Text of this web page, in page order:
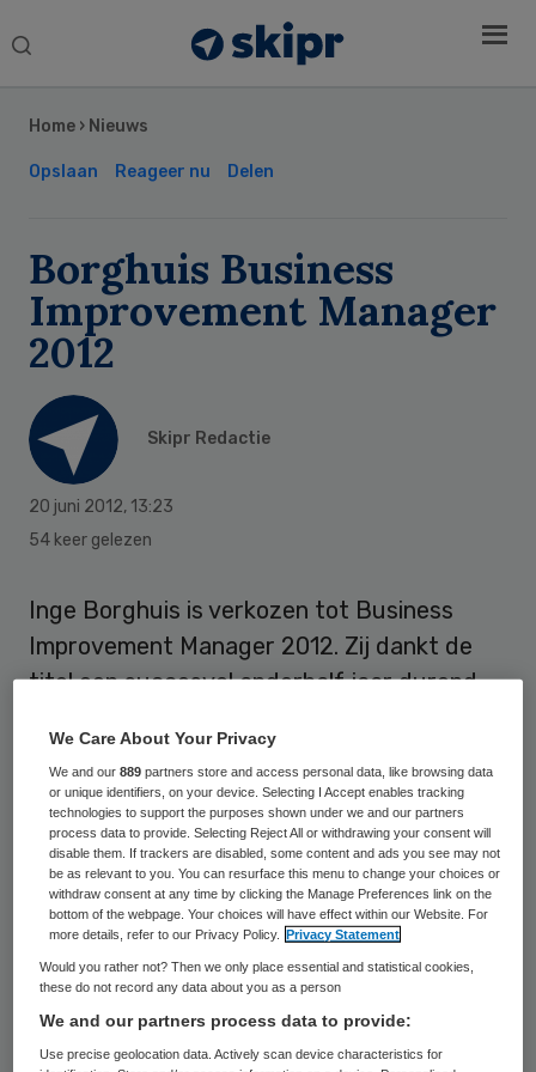
Search
Home › Nieuws
Opslaan Reageer nu Delen
Borghuis Business
Improvement Manager
2012
Skipr Redactie
20 juni 2012, 13:23
54 keer gelezen
Inge Borghuis is verkozen tot Business
Improvement Manager 2012. Zij dankt de
titel een succesvol anderhalf jaar durend
Zorgaccent.
Borghuis was verantwoordelijk voor het
transformeren van de thuiszorgorganisatie
tot vijftig zelfsturende wijkteams. Deze
teams zijn verantwoordelijk voor de zorg
voor cliënten in een vaste wijk. Hierdoor
kennen cliënten en zorgverleners elkaar
beter. Daarnaast komen er minder
verschillende zorgverleners over de vloer.
Sidebar
We Care About Your Privacy
We and our889 partners store and access personal data, like browsing data
or unique identifiers, on your device. Selecting I Accept enables tracking
technologies to support the purposes shown under we and our partners
process data to provide. Selecting Reject All or withdrawing your consent will
disable them. If trackers are disabled, some content and ads you see may not
be as relevant to you. You can resurface this menu to change your choices or
withdraw consent at any time by clicking the Manage Preferences link on the
bottom of the webpage. Your choices will have effect within our Website. For
more details, refer to our Privacy Policy.
Privacy Statement
Would you rather not? Then we only place essential and statistical cookies,
these do not record any data about you as a person
We and our partners process data to provide:
Use precise geolocation data. Actively scan device characteristics for